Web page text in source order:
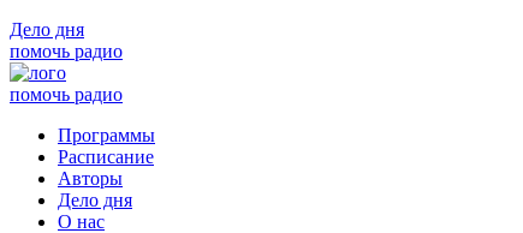
Дело дня
помочь радио
помочь радио
Программы
Расписание
Авторы
Дело дня
О нас